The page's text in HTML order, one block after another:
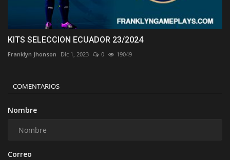
KITS SELECCION ECUADOR 23/2024
Franklyn Jhonson Dic 1, 2023 0 19049
COMENTARIOS
Nombre
Correo